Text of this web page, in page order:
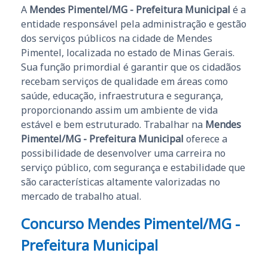
A Mendes Pimentel/MG - Prefeitura Municipal é a
entidade responsável pela administração e gestão
dos serviços públicos na cidade de Mendes
Pimentel, localizada no estado de Minas Gerais.
Sua função primordial é garantir que os cidadãos
recebam serviços de qualidade em áreas como
saúde, educação, infraestrutura e segurança,
proporcionando assim um ambiente de vida
estável e bem estruturado. Trabalhar na Mendes
Pimentel/MG - Prefeitura Municipal oferece a
possibilidade de desenvolver uma carreira no
serviço público, com segurança e estabilidade que
são características altamente valorizadas no
mercado de trabalho atual.
Concurso Mendes Pimentel/MG -
Prefeitura Municipal